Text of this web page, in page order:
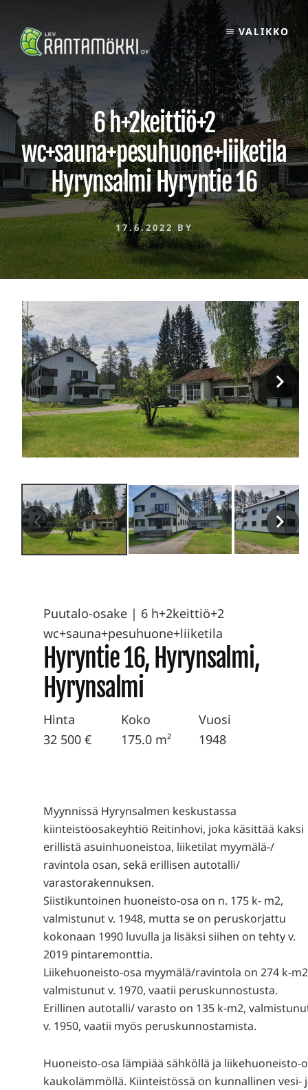
content
VALIKKO
6 h+2keittiö+2
wc+sauna+pesuhuone+liiketila
Hyrynsalmi Hyryntie 16
17.6.2022BY
Puutalo-osake | 6 h+2keittiö+2
wc+sauna+pesuhuone+liiketila
Hyryntie 16, Hyrynsalmi,
Hyrynsalmi
Hinta
32 500 €
Koko
175.0 m²
Vuosi
1948
Myynnissä Hyrynsalmen keskustassa
kiinteistöosakeyhtiö Reitinhovi, joka käsittää kaksi
erillistä asuinhuoneistoa, liiketilat myymälä-/
ravintola osan, sekä erillisen autotalli/
varastorakennuksen.
Siistikuntoinen huoneisto-osa on n. 175 k- m2,
valmistunut v. 1948, mutta se on peruskorjattu
kokonaan 1990 luvulla ja lisäksi siihen on tehty v.
2019 pintaremonttia.
Liikehuoneisto-osa myymälä/ravintola on 274 k-
valmistunut v. 1970, vaatii peruskunnostusta.
Erillinen autotalli/ varasto on 135 k-m2,
v. 1950, vaatii myös peruskunnostamista.
Huoneisto-osa lämpiää sähköllä ja liikehuoneisto-
kaukolämmöllä. Kiinteistössä on kunnallinen vesi-